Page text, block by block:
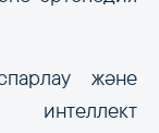
және
интеллект